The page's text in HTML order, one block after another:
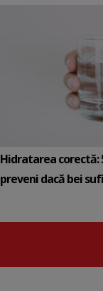
Hidratarea corectă:
preveni dacă bei